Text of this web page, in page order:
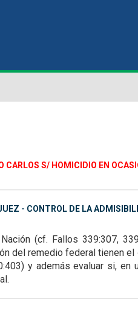
S/ HOMICIDIO EN
- CONTROL DE LA
(cf. Fallos 339:307,
del remedio federal tienen
y además evaluar si, en